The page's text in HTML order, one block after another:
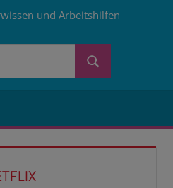
und Arbeitshilfen
Suchen